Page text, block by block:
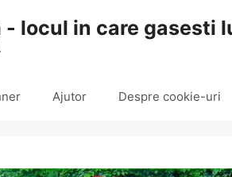
locul in care gasesti
Ajutor Despre cookie-uri